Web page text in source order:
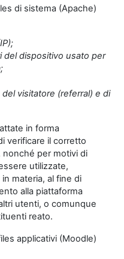
di sistema (Apache)
del dispositivo usato per
visitatore (referral) e di
in forma
verificare il corretto
per motivi di
utilizzate,
materia, al fine di
alla piattaforma
utenti, o comunque
reato.
applicativi (Moodle)